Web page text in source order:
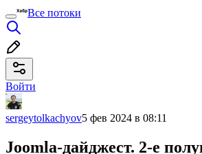
Все потоки
Войти
sergeytolkachyov5 фев 2024 в 08:11
Joomla-дайджест. 2-е